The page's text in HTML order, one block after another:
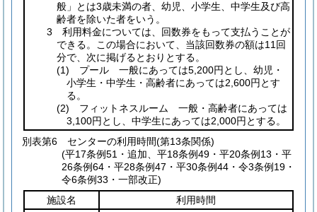
般」とは3歳未満の者、幼児、小学生、中学生及び高
齢者を除いた者をいう。
3 利用料金については、回数券をもって支払うことが
できる。この場合において、当該回数券の額は11回
分で、次に掲げるとおりとする。
(1) プール 一般にあっては5,200円とし、幼児・
小学生・中学生・高齢者にあっては2,600円とす
る。
(2) フィットネスルーム 一般・高齢者にあっては
3,100円とし、中学生にあっては2,000円とする。
別表第6 センターの利用時間(第13条関係)
(平17条例51・追加、平18条例49・平20条例13・平
26条例64・平28条例47・平30条例44・令3条例19・
令6条例33・一部改正)
施設名
利用時間